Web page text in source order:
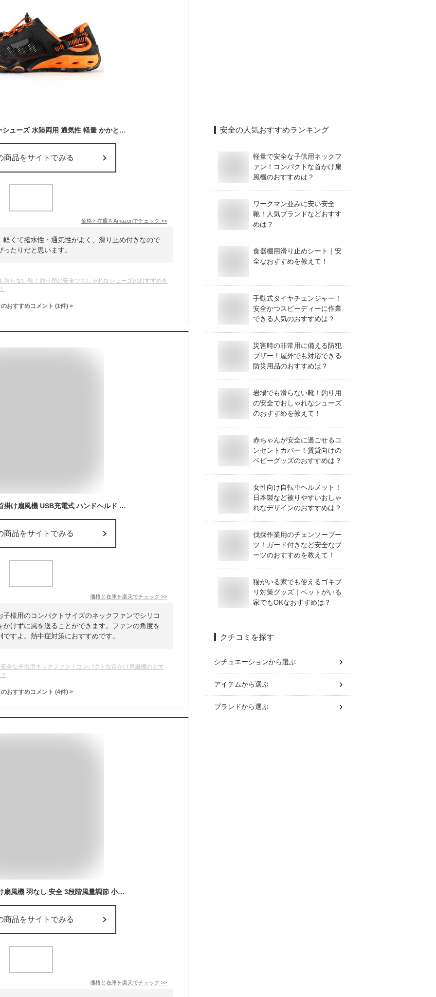
[Zentapo] ウォーターシューズ 水陸両用 通気性 軽量 かかと踏める アクアシューズ マリンシューズ シュノーケリング 屈曲 伸縮 滑り止め 男女兼用 撥水性 渓流 アウトドア 室内/屋外履き (オレンジ, 大人, 27.5 cm, 数値, 日本の靴のサイズ寸法)
商品をサイトでみる
価格と在庫をAmazonでチェック >>
くて撥水性・通気性がよく、滑り止め付きなので
たりだと思います。
滑らない靴！釣り用の安全でおしゃれなシューズのおすすめを
おすすめコメント (1件) >
zoyzoii 子供用 小型 首掛け扇風機 USB充電式 ハンドヘルド 学生 ポータブル ポータブルミニファン 静音
商品をサイトでみる
価格と在庫を楽天でチェック >>
様用のコンパクトサイズのネックファンでシリコ
けずに風を送ることができます。ファンの角度を
すよ。熱中症対策におすすめです。
全な子供用ネックファン！コンパクトな首かけ扇風機のおす
おすすめコメント (4件) >
ネッククーラー 首掛け扇風機 羽なし 安全 3段階風量調節 小型 軽量 キッズ ファン 首掛け扇風機 子供用 扇風機 熱中症対策 静音 おしゃれ かわいい usb給電 コンパクト アウトドア 外遊び 通学 子ども 首掛けファン 熱中症 暑さ対策 送料無料
商品をサイトでみる
価格と在庫を楽天でチェック >>
安全の人気おすすめランキング
軽量で安全な子供用ネックフ
ァン！コンパクトな首かけ扇
風機のおすすめは？
ワークマン並みに安い安全
靴！人気ブランドなどおすす
めは？
食器棚用滑り止めシート｜安
全なおすすめを教えて！
手動式タイヤチェンジャー！
安全かつスピーディーに作業
できる人気のおすすめは？
災害時の非常用に備える防犯
ブザー！屋外でも対応できる
防災用品のおすすめは？
岩場でも滑らない靴！釣り用
の安全でおしゃれなシューズ
のおすすめを教えて！
赤ちゃんが安全に過ごせるコ
ンセントカバー！賃貸向けの
ベビーグッズのおすすめは？
女性向け自転車ヘルメット！
日本製など被りやすいおしゃ
れなデザインのおすすめは？
伐採作業用のチェンソーブー
ツ！ガード付きなど安全なブ
ーツのおすすめを教えて！
猫がいる家でも使えるゴキブ
リ対策グッズ｜ペットがいる
家でもOKなおすすめは？
クチコミを探す
シチュエーションから選ぶ
アイテムから選ぶ
ブランドから選ぶ